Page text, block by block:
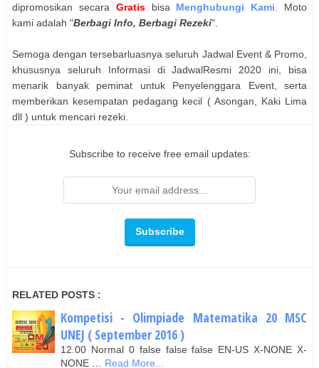
dipromosikan secara Gratisbisa Menghubungi Kami . Moto
kami adalah "Berbagi Info, Berbagi Rezeki".
Semoga dengan tersebarluasnya seluruh Jadwal Event & Promo,
khususnya seluruh Informasi di JadwalResmi 2020 ini, bisa
menarik banyak peminat untuk Penyelenggara Event, serta
memberikan kesempatan pedagang kecil ( Asongan, Kaki Lima
dll ) untuk mencari rezeki.
Subscribe to receive free email updates:
RELATED POSTS :
Kompetisi - Olimpiade Matematika 20 MSC
UNEJ ( September 2016 )
12.00 Normal 0 false false false EN-US X-NONE X-
NONE …
Read More...